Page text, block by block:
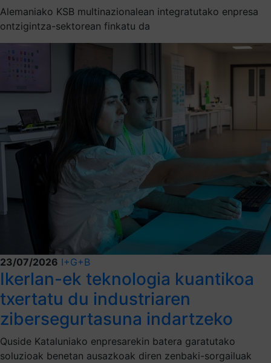
Alemaniako KSB multinazionalean integratutako enpresa
ontzigintza-sektorean finkatu da
23/07/2026 I+G+B
Ikerlan-ek teknologia kuantikoa
txertatu du industriaren
zibersegurtasuna indartzeko
Quside Kataluniako enpresarekin batera garatutako
soluzioak benetan ausazkoak diren zenbaki-sorgailuak